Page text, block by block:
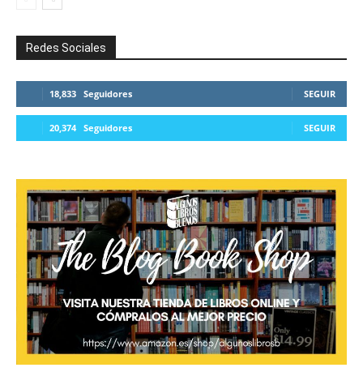
Redes Sociales
18,833 Seguidores SEGUIR
20,374 Seguidores SEGUIR